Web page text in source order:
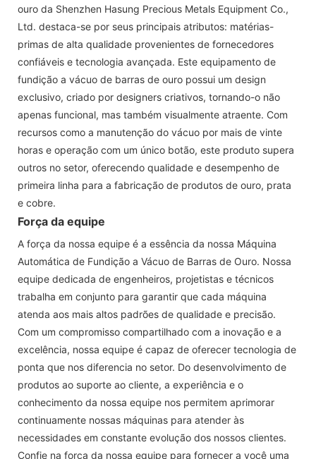
ouro da Shenzhen Hasung Precious Metals Equipment Co.,
Ltd. destaca-se por seus principais atributos: matérias-
primas de alta qualidade provenientes de fornecedores
confiáveis ​​e tecnologia avançada. Este equipamento de
fundição a vácuo de barras de ouro possui um design
exclusivo, criado por designers criativos, tornando-o não
apenas funcional, mas também visualmente atraente. Com
recursos como a manutenção do vácuo por mais de vinte
horas e operação com um único botão, este produto supera
outros no setor, oferecendo qualidade e desempenho de
primeira linha para a fabricação de produtos de ouro, prata
e cobre.
Força da equipe
A força da nossa equipe é a essência da nossa Máquina
Automática de Fundição a Vácuo de Barras de Ouro. Nossa
equipe dedicada de engenheiros, projetistas e técnicos
trabalha em conjunto para garantir que cada máquina
atenda aos mais altos padrões de qualidade e precisão.
Com um compromisso compartilhado com a inovação e a
excelência, nossa equipe é capaz de oferecer tecnologia de
ponta que nos diferencia no setor. Do desenvolvimento de
produtos ao suporte ao cliente, a experiência e o
conhecimento da nossa equipe nos permitem aprimorar
continuamente nossas máquinas para atender às
necessidades em constante evolução dos nossos clientes.
Confie na força da nossa equipe para fornecer a você uma